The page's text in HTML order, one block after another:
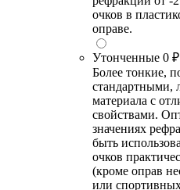
очков в
оправе.
Утонченные 0 ₽
Более тонкие,
стандартными,
материала с
свойствами.
значениях
быть
очков
(кроме оправ
или